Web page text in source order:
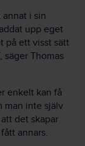
annat i sin
upp eget
på ett visst sätt
säger Thomas
enkelt kan få
man inte själv
det skapar
annars.